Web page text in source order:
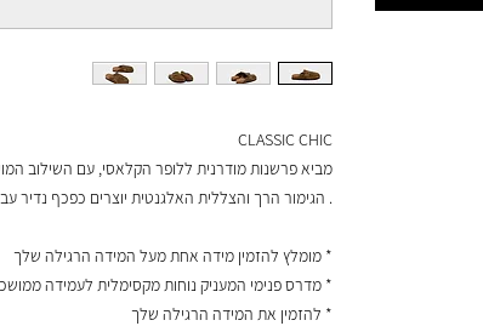
CLASSIC CHIC
מביא פרשנות מודרנית ללופר הקלאסי, עם השילוב
. הגימור הרך והצללית האלגנטית יוצרים כפכף נדיר
* מומלץ להזמין מידה אחת מעל המידה הרגילה שלך
* מדרס פנימי המעניק נוחות מקסימלית לעמידה
* להזמין את המידה הרגילה שלך